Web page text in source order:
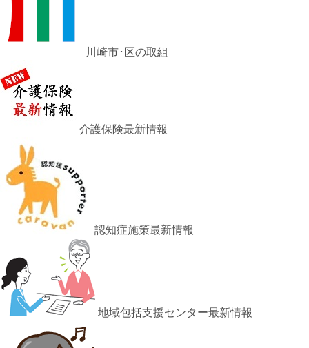
川崎市･区の取組
介護保険最新情報
認知症施策最新情報
地域包括支援センター最新情報